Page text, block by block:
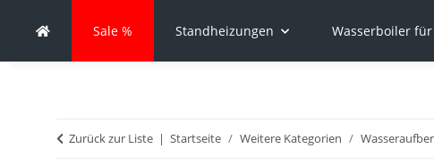
Sale % Standheizungen Wasserboiler
Zurück zur Liste Startseite Weitere Kategorien